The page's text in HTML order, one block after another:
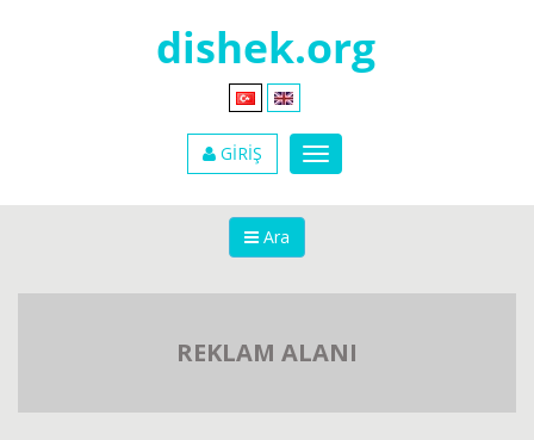
GİRİŞ
Ara
REKLAM ALANI